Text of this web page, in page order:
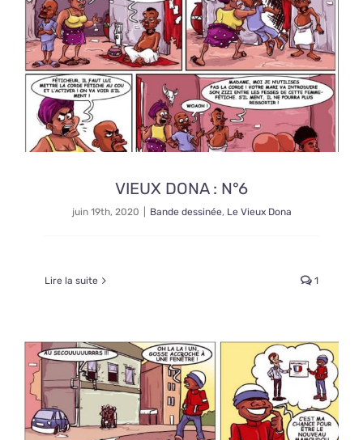
VIEUX DONA : N°6
juin 19th, 2020 Bande dessinée, Le Vieux Dona
Lire la suite 1